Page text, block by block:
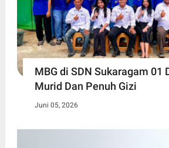
MBG di SDN Sukaragam 01
Murid Dan Penuh Gizi
Juni 05, 2026